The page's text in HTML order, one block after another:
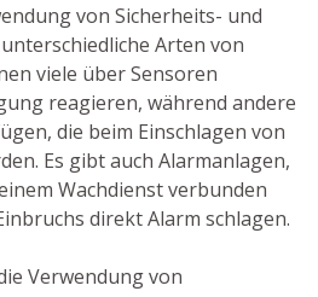
von Sicherheits- und
Arten von
viele über Sensoren
reagieren, während andere
die beim Einschlagen von
Es gibt auch Alarmanlagen,
Wachdienst verbunden
direkt Alarm schlagen.
Verwendung von